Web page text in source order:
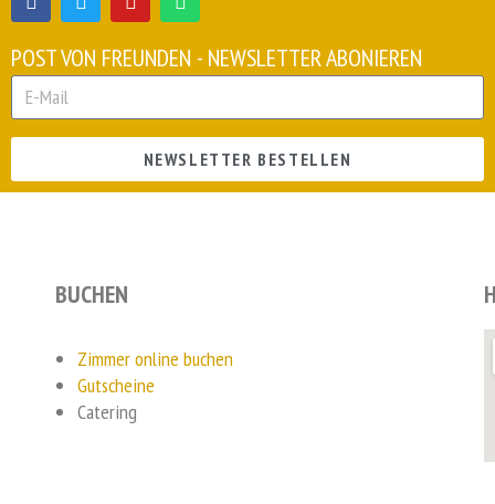
POST VON FREUNDEN - NEWSLETTER ABONIEREN
NEWSLETTER BESTELLEN
BUCHEN
Zimmer online buchen
Gutscheine
Catering